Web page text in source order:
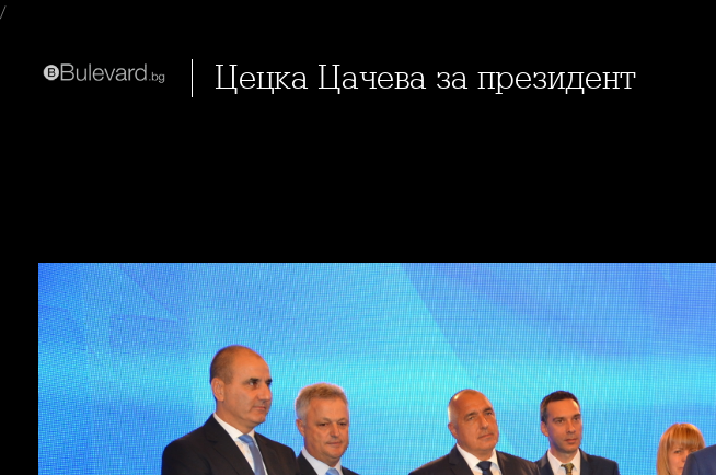
/
Цецка Цачева за президент